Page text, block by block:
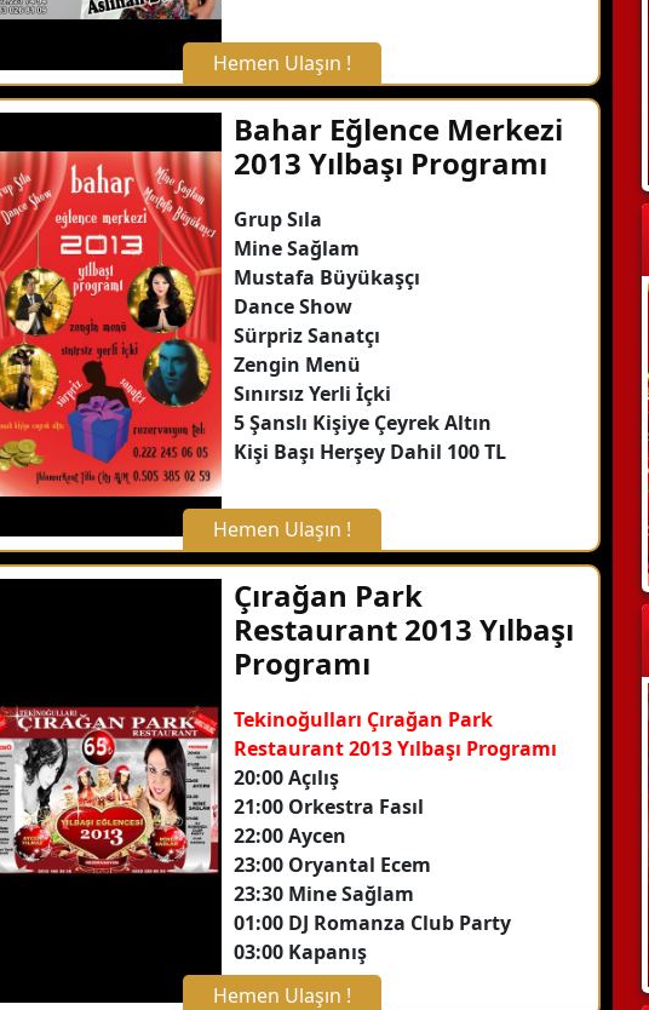
Hemen Ulaşın !
X Kapat
WhatsApp ile Bilgi Alın
Hemen Arayın
Detaylı Bilgi Alın
Bahar Eğlence Merkezi
2013 Yılbaşı Programı
Grup Sıla
Mine Sağlam
Mustafa Büyükaşçı
Dance Show
Sürpriz Sanatçı
Zengin Menü
Sınırsız Yerli İçki
5 Şanslı Kişiye Çeyrek Altın
Kişi Başı Herşey Dahil 100 TL
Hemen Ulaşın !
X Kapat
WhatsApp ile Bilgi Alın
Hemen Arayın
Detaylı Bilgi Alın
Çırağan Park
Restaurant 2013 Yılbaşı
Programı
Tekinoğulları Çırağan Park
Restaurant 2013 Yılbaşı Programı
20:00 Açılış
21:00 Orkestra Fasıl
22:00 Aycen
23:00 Oryantal Ecem
23:30 Mine Sağlam
01:00 DJ Romanza Club Party
03:00 Kapanış
Hemen Ulaşın !